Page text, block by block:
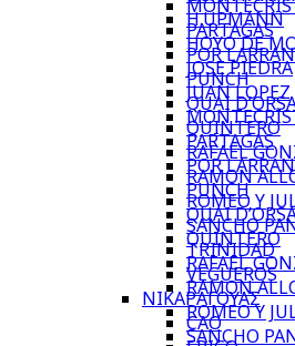
PARTAGAS
POR
PUNCH
QUAI
QUINTERO
RAFAEL
RAMON
ROMEO Y
SANCHO
TRINIDAD
VEGUEROS
ΝΙΚΑΡΑΓΟΥΑΣ
CAO
H.UPMANN
HOYO DE
JOSE PIEDRA
JUAN LOPEZ
PARTAGAS
POR
PUNCH
QUAI
QUINTERO
RAFAEL
RAMON
ROMEO Y
SANCHO